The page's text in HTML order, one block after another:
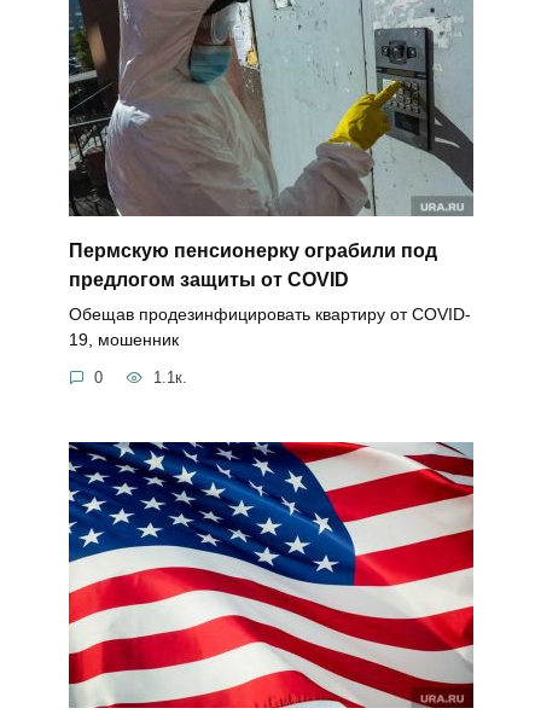
Пермскую пенсионерку ограбили под
предлогом защиты от COVID
Обещав продезинфицировать квартиру от COVID-
19, мошенник
0 1.1к.